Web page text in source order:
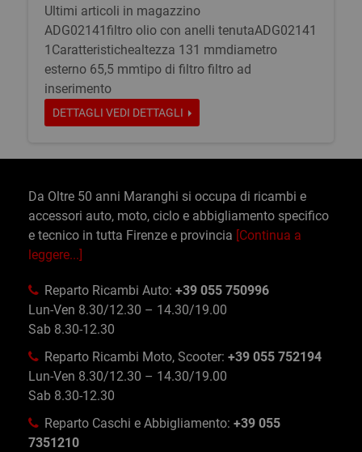
Ultimi articoli in magazzino
ADG02141filtro olio con anelli tenutaADG02141
1Caratteristichealtezza 131 mmdiametro
esterno 65,5 mmtipo di filtro filtro ad
inserimento
DETTAGLI VEDI DETTAGLI
Da Oltre 50 anni Maranghi si occupa di ricambi e
accessori auto, moto, ciclo e abbigliamento specifico
e tecnico in tutta Firenze e provincia [Continua a
leggere...]
Reparto Ricambi Auto: +39 055 750996
Lun-Ven 8.30/12.30 – 14.30/19.00
Sab 8.30-12.30
Reparto Ricambi Moto, Scooter: +39 055 752194
Lun-Ven 8.30/12.30 – 14.30/19.00
Sab 8.30-12.30
Reparto Caschi e Abbigliamento: +39 055
7351210